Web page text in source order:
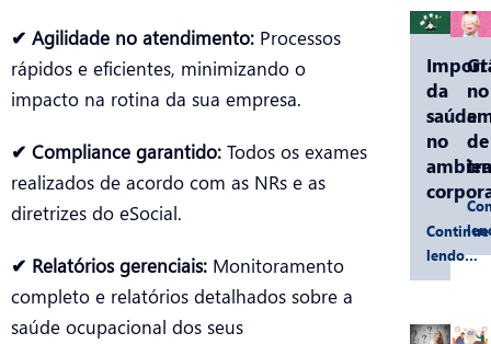
✔ Agilidade no atendimento:Processos
rápidos e eficientes, minimizando o
impacto na rotina da sua empresa.
✔ Compliance garantido:Todos os exames
realizados de acordo com as NRs e as
diretrizes do eSocial.
✔ Relatórios gerenciais:Monitoramento
completo e relatórios detalhados sobre a
saúde ocupacional dos seus
da
saúde
no
Continue
lendo…
no
de